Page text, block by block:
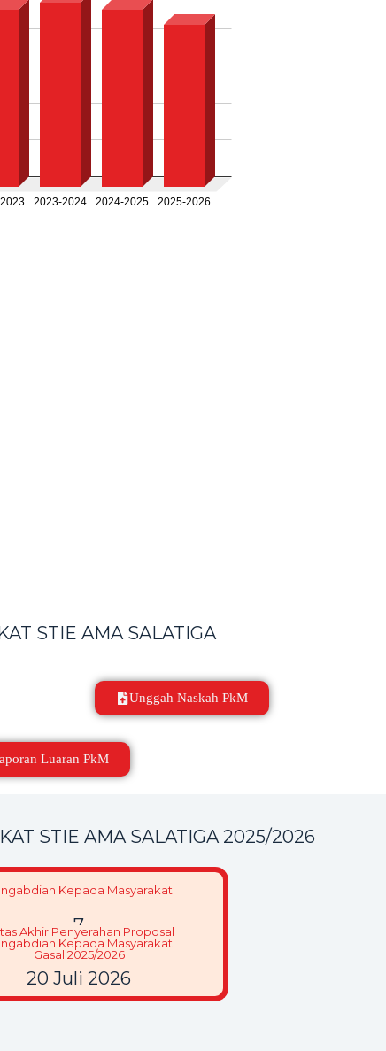
STIE AMA SALATIGA
Unggah Naskah PkM
Luaran PkM
STIE AMA SALATIGA 2025/2026
Kepada Masyarakat
7
Akhir Penyerahan Proposal
Kepada Masyarakat
Gasal 2025/2026
20 Juli 2026